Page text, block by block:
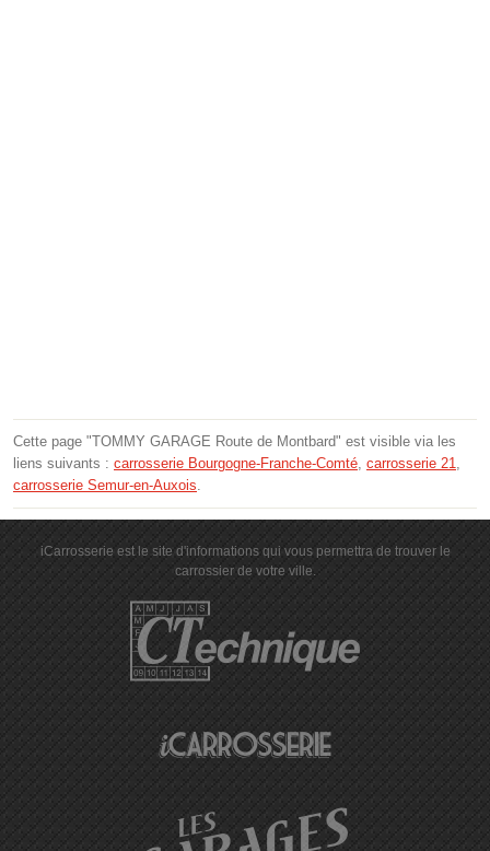
Cette page "TOMMY GARAGE Route de Montbard" est visible via les
liens suivants : carrosserie Bourgogne-Franche-Comté carrosserie 21
carrosserie Semur-en-Auxois
iCarrosserie est le site d'informations qui vous permettra de trouver le
carrossier de votre ville.